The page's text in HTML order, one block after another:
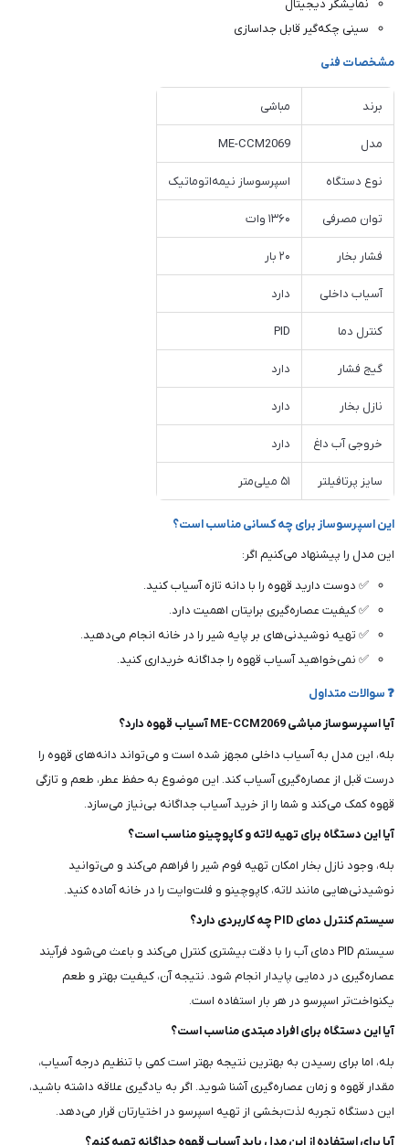
نمایشگر دیجیتال
سینی چکه‌گیر قابل جداسازی
مشخصات فنی
برند مباشی
مدل ME-CCM2069
نوع دستگاه اسپرسوساز نیمه‌اتوماتیک
توان مصرفی ۱۳۶۰ وات
فشار بخار ۲۰ بار
آسیاب داخلی دارد
کنترل دما PID
گیج فشار دارد
نازل بخار دارد
خروجی آب داغ دارد
سایز پرتافیلتر ۵۱ میلی‌متر
این اسپرسوساز برای چه کسانی مناسب است؟
این مدل را پیشنهاد می‌کنیم اگر:
✅ دوست دارید قهوه را با دانه تازه آسیاب کنید.
✅ کیفیت عصاره‌گیری برایتان اهمیت دارد.
✅ تهیه نوشیدنی‌های بر پایه شیر را در خانه انجام می‌دهید.
✅ نمی‌خواهید آسیاب قهوه را جداگانه خریداری کنید.
❓ سوالات متداول
آیا اسپرسوساز مباشی ME-CCM2069 آسیاب قهوه دارد؟
بله، این مدل به آسیاب داخلی مجهز شده است و می‌تواند دانه‌های قهوه را
درست قبل از عصاره‌گیری آسیاب کند. این موضوع به حفظ عطر، طعم و تازگی
قهوه کمک می‌کند و شما را از خرید آسیاب جداگانه بی‌نیاز می‌سازد.
آیا این دستگاه برای تهیه لاته و کاپوچینو مناسب است؟
بله، وجود نازل بخار امکان تهیه فوم شیر را فراهم می‌کند و می‌توانید
نوشیدنی‌هایی مانند لاته، کاپوچینو و فلت‌وایت را در خانه آماده کنید.
سیستم کنترل دمای PID چه کاربردی دارد؟
سیستم PID دمای آب را با دقت بیشتری کنترل می‌کند و باعث می‌شود فرآیند
عصاره‌گیری در دمایی پایدار انجام شود. نتیجه آن، کیفیت بهتر و طعم
یکنواخت‌تر اسپرسو در هر بار استفاده است.
آیا این دستگاه برای افراد مبتدی مناسب است؟
بله، اما برای رسیدن به بهترین نتیجه بهتر است کمی با تنظیم درجه آسیاب،
مقدار قهوه و زمان عصاره‌گیری آشنا شوید. اگر به یادگیری علاقه داشته باشید،
این دستگاه تجربه لذت‌بخشی از تهیه اسپرسو در اختیارتان قرار می‌دهد.
آیا برای استفاده از این مدل باید آسیاب قهوه جداگانه تهیه کنم؟